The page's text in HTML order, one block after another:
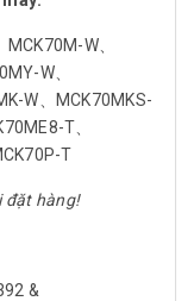
W、
W、
W、MCK70MKS-
T、
T
đặt hàng!
&